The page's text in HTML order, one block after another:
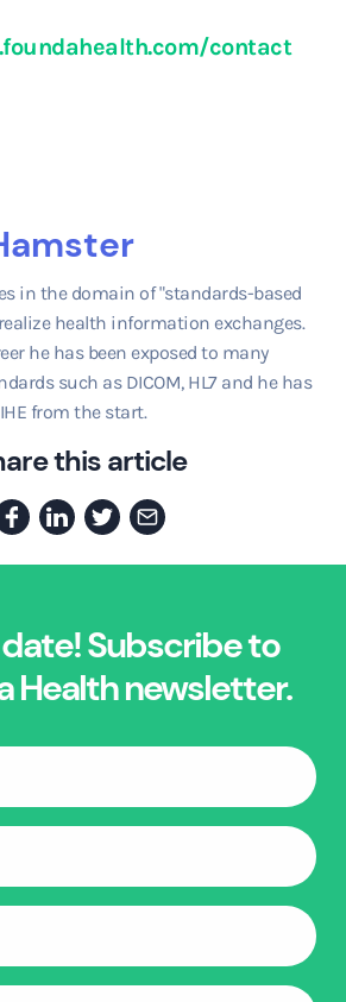
contact
in the domain of "standards-based
health information exchanges.
he has been exposed to many
such as DICOM, HL7 and he has
from the start.
this article
Subscribe to
Health newsletter.